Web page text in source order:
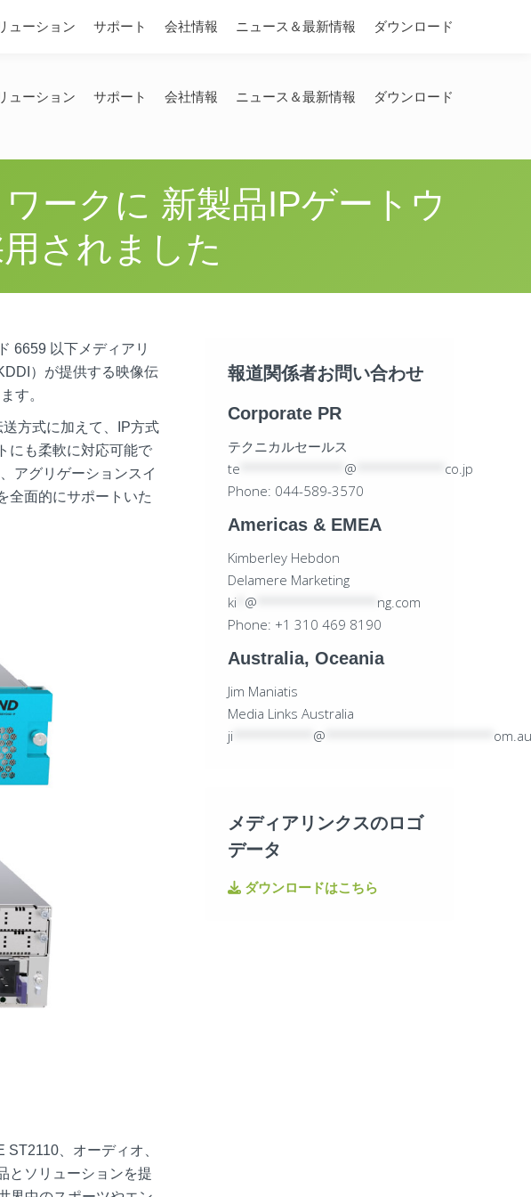
ューション サポート 会社情報 ニュース＆最新情報 ダウンロード
ークに 新製品IPゲートウ
されました
6659 以下メディアリ
）が提供する映像伝
す。
方式に加えて、IP方式
にも柔軟に対応可能で
アグリゲーションスイ
全面的にサポートいた
、オーディオ、
とソリューションを提
報道関係者お問い合わせ
Corporate PR
テクニカルセールス
te
@
co.jp
Phone: 044-589-3570
Americas & EMEA
Kimberley Hebdon
Delamere Marketing
ki @
ng.com
Phone: +1 310 469 8190
Australia, Oceania
Jim Maniatis
Media Links Australia
ji
@ om.au
メディアリンクスのロゴ
データ
ダウンロードはこちら
ューション サポート 会社情報 ニュース＆最新情報 ダウンロード